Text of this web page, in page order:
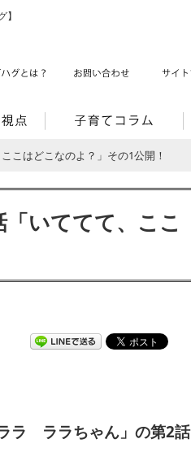
こはどこなのよ？」その1公開！
いててて、ここ
ラ ララちゃん」の第2話